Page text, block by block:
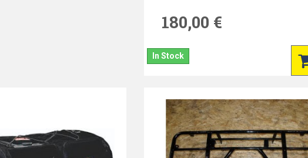
180,00 €
In Stock